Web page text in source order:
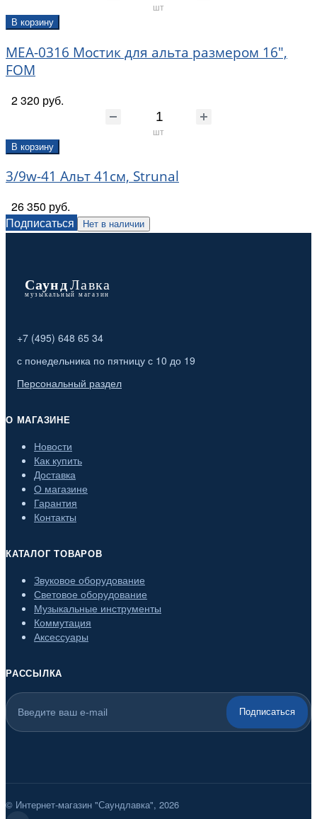
шт
В корзину
MEA-0316 Мостик для альта размером 16",
FOM
2 320 руб.
шт
В корзину
3/9w-41 Альт 41см, Strunal
26 350 руб.
Подписаться
Нет в наличии
+7 (495) 648 65 34
с понедельника по пятницу с 10 до 19
Персональный раздел
О МАГАЗИНЕ
Новости
Как купить
Доставка
О магазине
Гарантия
Контакты
КАТАЛОГ ТОВАРОВ
Звуковое оборудование
Световое оборудование
Музыкальные инструменты
Коммутация
Аксессуары
РАССЫЛКА
Подписаться
© Интернет-магазин "Саундлавка", 2026